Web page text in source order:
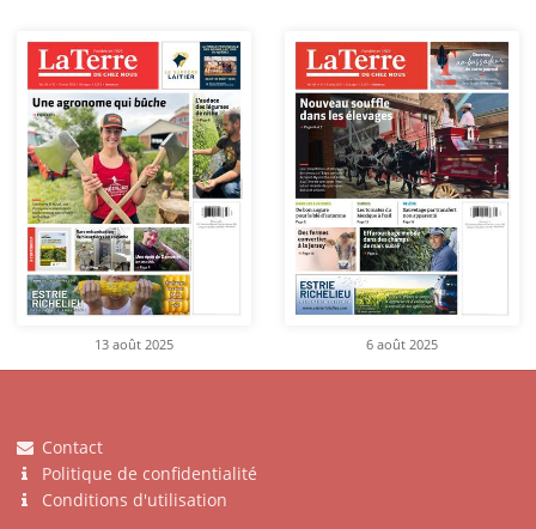
13 août 2025 6 août 2025
Contact
Politique de confidentialité
Conditions d'utilisation